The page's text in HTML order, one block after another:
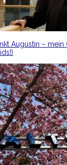
Augustin –